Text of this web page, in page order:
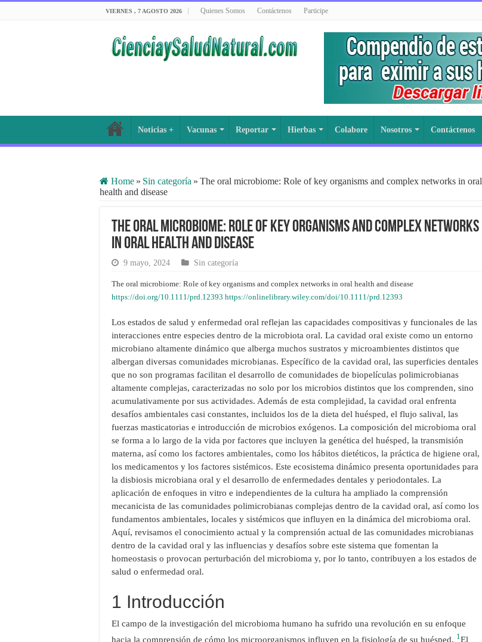
VIERNES , 7 AGOSTO 2026 Quienes Somos Contáctenos Participe
Noticias + Vacunas Reportar Hierbas Colabore Nosotros Contáctenos
Home » Sin categoría » The oral microbiome: Role of key organisms and complex networks in oral
health and disease
The oral microbiome: Role of key organisms and complex networks
in oral health and disease
9 mayo, 2024 Sin categoría
The oral microbiome: Role of key organisms and complex networks in oral health and disease
https://doi.org/10.1111/prd.12393 https://onlinelibrary.wiley.com/doi/10.1111/prd.12393
Los estados de salud y enfermedad oral reflejan las capacidades compositivas y funcionales de las
interacciones entre especies dentro de la microbiota oral. La cavidad oral existe como un entorno
microbiano altamente dinámico que alberga muchos sustratos y microambientes distintos que
albergan diversas comunidades microbianas. Específico de la cavidad oral, las superficies dentales
que no son programas facilitan el desarrollo de comunidades de biopelículas polimicrobianas
altamente complejas, caracterizadas no solo por los microbios distintos que los comprenden, sino
acumulativamente por sus actividades. Además de esta complejidad, la cavidad oral enfrenta
desafíos ambientales casi constantes, incluidos los de la dieta del huésped, el flujo salival, las
fuerzas masticatorias e introducción de microbios exógenos. La composición del microbioma oral
se forma a lo largo de la vida por factores que incluyen la genética del huésped, la transmisión
materna, así como los factores ambientales, como los hábitos dietéticos, la práctica de higiene oral,
los medicamentos y los factores sistémicos. Este ecosistema dinámico presenta oportunidades para
la disbiosis microbiana oral y el desarrollo de enfermedades dentales y periodontales. La
aplicación de enfoques in vitro e independientes de la cultura ha ampliado la comprensión
mecanicista de las comunidades polimicrobianas complejas dentro de la cavidad oral, así como los
fundamentos ambientales, locales y sistémicos que influyen en la dinámica del microbioma oral.
Aquí, revisamos el conocimiento actual y la comprensión actual de las comunidades microbianas
dentro de la cavidad oral y las influencias y desafíos sobre este sistema que fomentan la
homeostasis o provocan perturbación del microbioma y, por lo tanto, contribuyen a los estados de
salud o enfermedad oral.
1 Introducción
El campo de la investigación del microbioma humano ha sufrido una revolución en su enfoque
hacia la comprensión de cómo los microorganismos influyen en la fisiología de su huésped. 1El